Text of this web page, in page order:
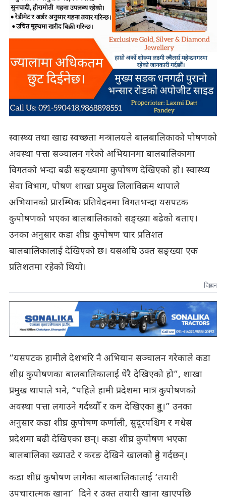
स्वास्थ्य तथा खाद्य स्वच्छता मन्त्रालयले बालबालिकाको पोषणको
अवस्था पत्ता सञ्चालन गरेको अभियानमा बालबालिकामा
विगतको भन्दा बढी सङ्ख्यामा कुपोषण देखिएको हो। स्वास्थ्य
सेवा विभाग, पोषण शाखा प्रमुख लिलाविक्रम थापाले
अभियानको प्रारम्भिक प्रतिवेदनमा विगतभन्दा यसपटक
कुपोषणको भएका बालबालिकाको सङ्ख्या बढेको बताए।
उनका अनुसार कडा शीघ्र कुपोषण चार प्रतिशत
बालबालिकालाई देखिएको छ। यसअघि उक्त सङ्ख्या एक
प्रतिशतमा रहेको थियो।
विज्ञापन
“यसपटक हामीले देशभरि नै अभियान सञ्चालन गरेकाले कडा
शीध्र कुपोषणका बालबालिकालाई धेरै देखिएको हो”, शाखा
प्रमुख थापाले भने, “पहिले हामी प्रदेशमा मात्र कुपोषणको
अवस्था पत्ता लगाउने गर्दथ्यौँ र कम देखिएका हुन्।” उनका
अनुसार कडा शीघ्र कुपोषण कर्णाली, सुदूरपश्चिम र मधेस
प्रदेशमा बढी देखिएका छन्। कडा शीघ्र कुपोषण भएका
बालबालिका ख्याउटे र करङ देखिने खालको हुने गर्दछन्।
कडा शीघ्र कुषोषण लागेका बालबालिकालाई ‘तयारी
उपचारात्मक खाना’ दिने र उक्त तयारी खाना खाएपछि